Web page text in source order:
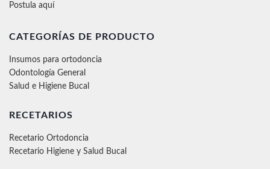
Postula aquí
CATEGORÍAS DE PRODUCTO
Insumos para ortodoncia
Odontología General
Salud e Higiene Bucal
RECETARIOS
Recetario Ortodoncia
Recetario Higiene y Salud Bucal